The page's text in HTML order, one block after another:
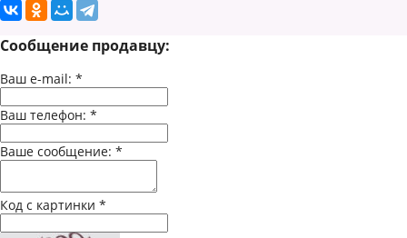
Сообщение продавцу:
Ваш e-mail: *
Ваш телефон: *
Ваше сообщение: *
Код с картинки *